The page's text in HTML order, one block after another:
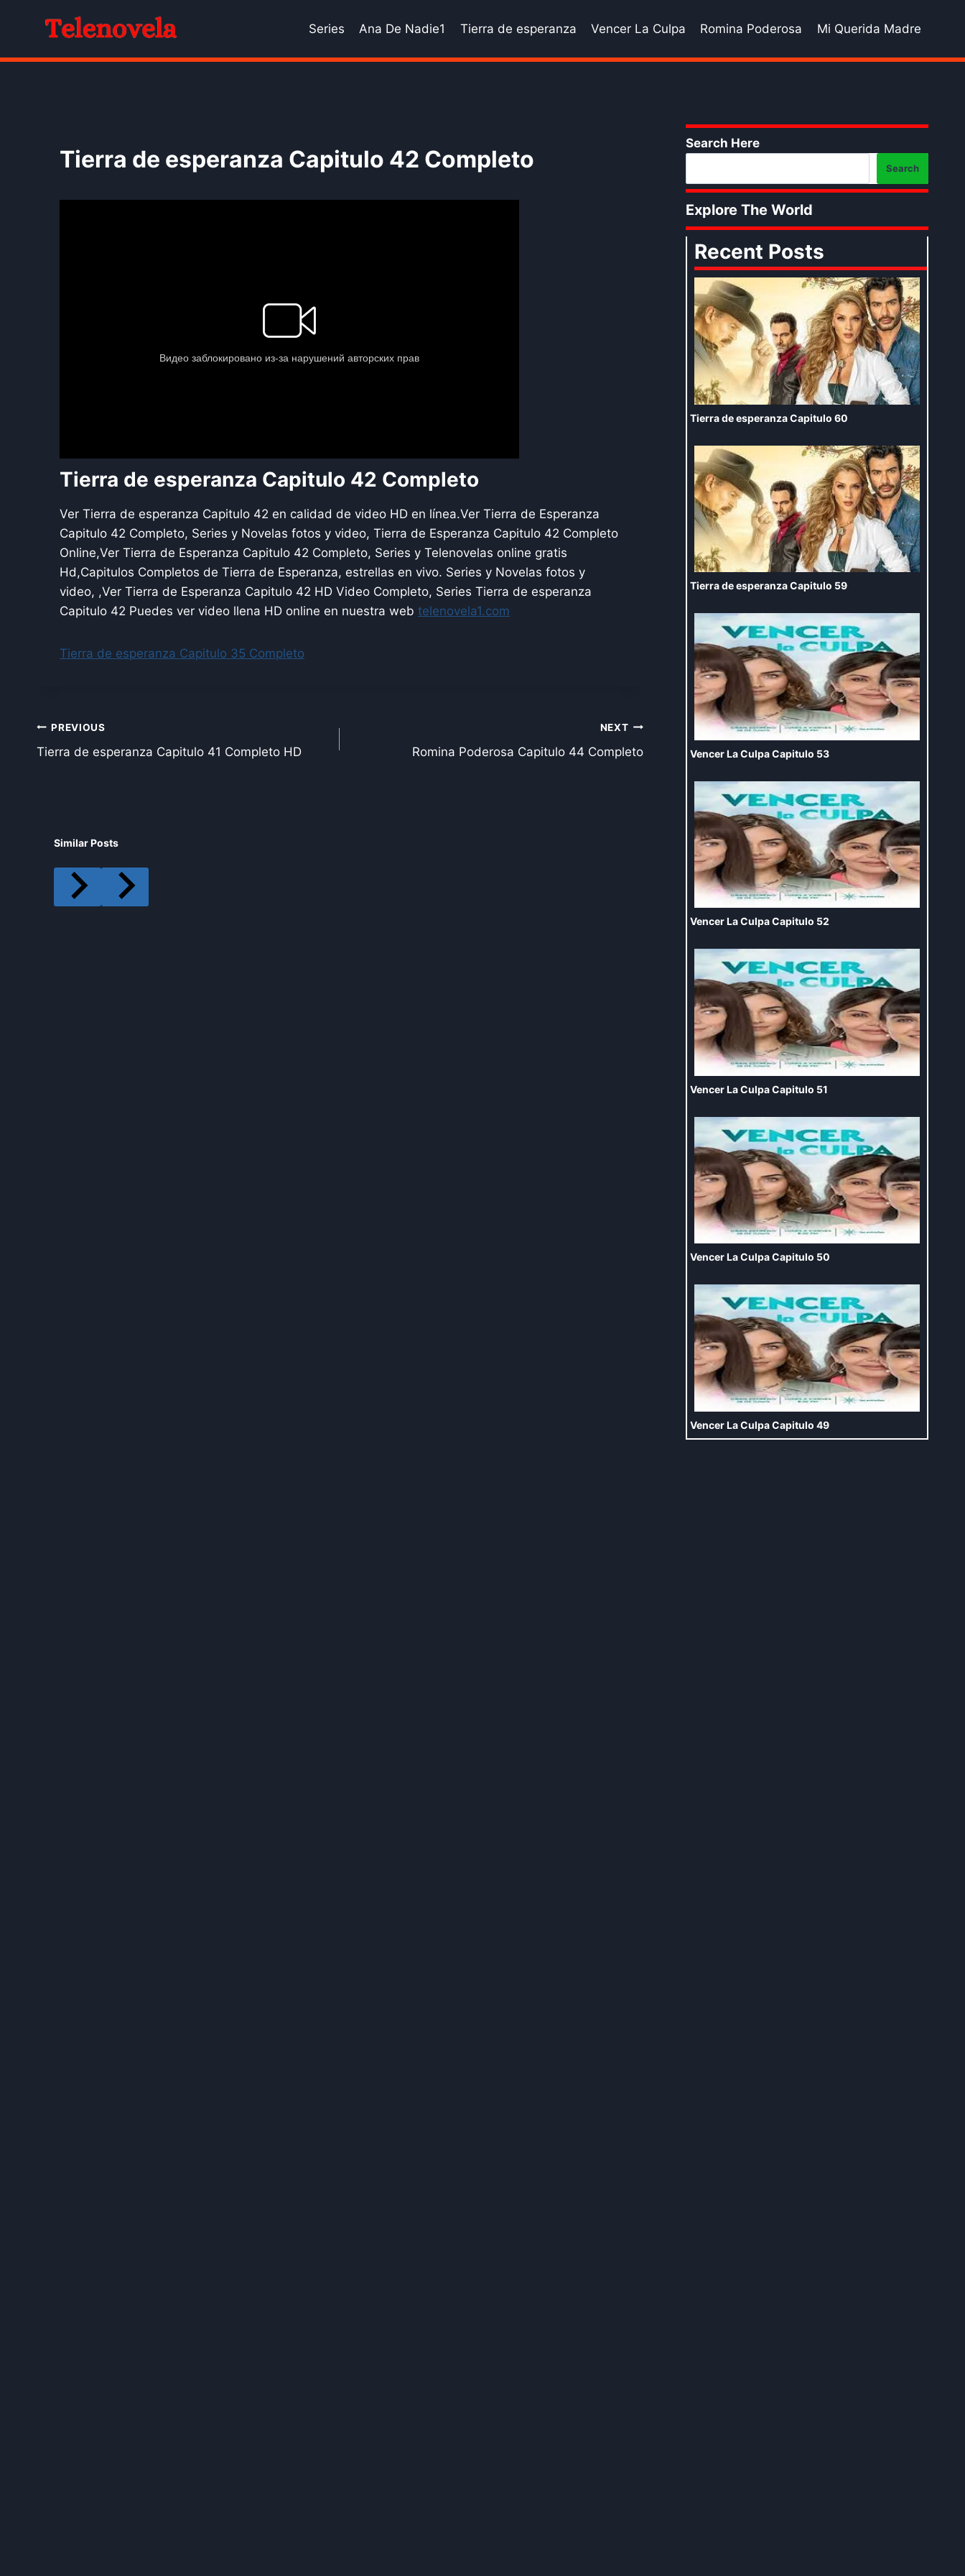
Series Ana De Nadie1 Tierra de esperanza Vencer La Culpa Romina Poderosa Mi Querida Madre
Tierra de esperanza Capitulo 42 Completo
Tierra de esperanza Capitulo 42 Completo
Ver Tierra de esperanza Capitulo 42 en calidad de video HD en línea.Ver Tierra de Esperanza
Capitulo 42 Completo, Series y Novelas fotos y video, Tierra de Esperanza Capitulo 42 Completo
Online,Ver Tierra de Esperanza Capitulo 42 Completo, Series y Telenovelas online gratis
Hd,Capitulos Completos de Tierra de Esperanza, estrellas en vivo. Series y Novelas fotos y
video, ,Ver Tierra de Esperanza Capitulo 42 HD Video Completo, Series Tierra de esperanza
Capitulo 42 Puedes ver video llena HD online en nuestra web telenovela1.com
Tierra de esperanza Capitulo 35 Completo
Post
navigation
PREVIOUS
Tierra de esperanza Capitulo 41 Completo HD
NEXT
Romina Poderosa Capitulo 44 Completo
Similar Posts
Search Here
Search
Explore The World
Recent Posts
Tierra de esperanza Capitulo 60
Tierra de esperanza Capitulo 59
Vencer La Culpa Capitulo 53
Vencer La Culpa Capitulo 52
Vencer La Culpa Capitulo 51
Vencer La Culpa Capitulo 50
Vencer La Culpa Capitulo 49